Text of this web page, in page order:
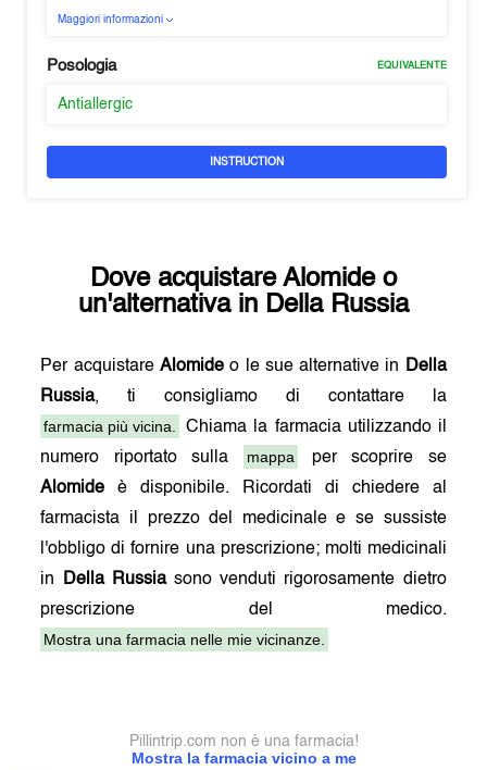
Maggiori informazioni
Posologia EQUIVALENTE
Antiallergic
INSTRUCTION
Dove acquistare Alomideo
un'alternativa in Della Russia
Per acquistare Alomideo le sue alternative in
Della
Russia, ti consigliamo di contattare la
farmacia più vicina.
Chiama la farmacia utilizzando il
numero riportato sulla
mappa
per scoprire se
Alomide è disponibile. Ricordati di chiedere al
farmacista il prezzo del medicinale e se sussiste
l'obbligo di fornire una prescrizione; molti medicinali
in
Della Russiasono venduti rigorosamente dietro
prescrizione del medico.
Mostra una farmacia nelle mie vicinanze.
Mostra la farmacia vicino a me
Pillintrip.com non è una farmacia!